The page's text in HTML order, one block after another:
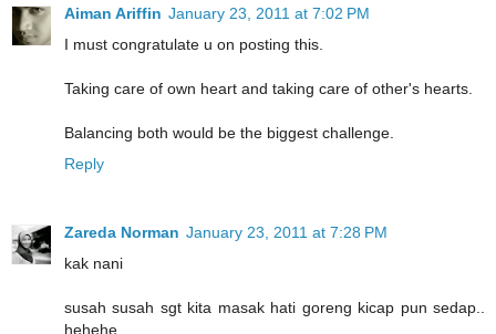
Aiman Ariffin January 23, 2011 at 7:02 PM
I must congratulate u on posting this.
Taking care of own heart and taking care of other's hearts.
Balancing both would be the biggest challenge.
Reply
Zareda Norman January 23, 2011 at 7:28 PM
kak nani
susah susah sgt kita masak hati goreng kicap pun sedap..
hehehe